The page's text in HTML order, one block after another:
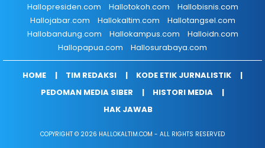
Hallopresiden.com
Hallotokoh.com
Hallobisnis.com
Hallojabar.com
Hallokaltim.com
Hallotangsel.com
Hallobandung.com
Hallokampus.com
Halloidn.com
Hallopapua.com
Hallosurabaya.com
HOME TIM REDAKSI
KODE ETIK JURNALISTIK
PEDOMAN MEDIA SIBER
HISTORI MEDIA
HAK JAWAB
COPYRIGHT © 2026 HALLOKALTIM.COM - ALL RIGHTS RESERVED